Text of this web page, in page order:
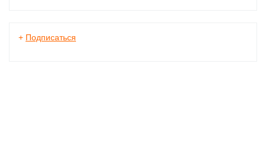
+ Подписаться